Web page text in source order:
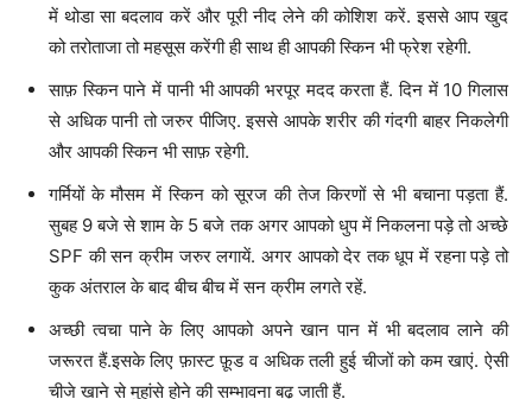
में थोडा सा बदलाव करें और पूरी नीद लेने की कोशिश करें. इससे आप खुद
को तरोताजा तो महसूस करेंगी ही साथ ही आपकी स्किन भी फ्रेश रहेगी.
साफ़ स्किन पाने में पानी भी आपकी भरपूर मदद करता हैं. दिन में 10 गिलास
से अधिक पानी तो जरुर पीजिए. इससे आपके शरीर की गंदगी बाहर निकलेगी
और आपकी स्किन भी साफ़ रहेगी.
गर्मियों के मौसम में स्किन को सूरज की तेज किरणों से भी बचाना पड़ता हैं.
सुबह 9 बजे से शाम के 5 बजे तक अगर आपको धुप में निकलना पड़े तो अच्छे
SPF की सन क्रीम जरुर लगायें. अगर आपको देर तक धूप में रहना पड़े तो
कुक अंतराल के बाद बीच बीच में सन क्रीम लगते रहें.
अच्छी त्वचा पाने के लिए आपको अपने खान पान में भी बदलाव लाने की
जरूरत हैं.इसके लिए फ़ास्ट फ़ूड व अधिक तली हुई चीजों को कम खाएं. ऐसी
चीजे खाने से मुहांसे होने की सम्भावना बढ़ जाती हैं.